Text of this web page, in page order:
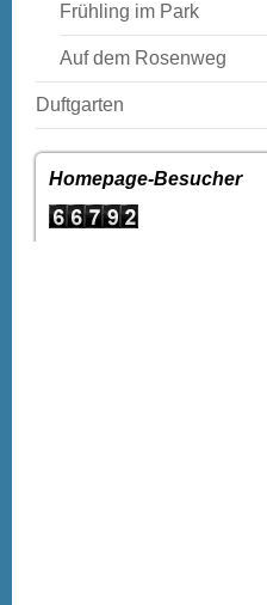
Frühling im Park
Auf dem Rosenweg
Duftgarten
Homepage-Besucher